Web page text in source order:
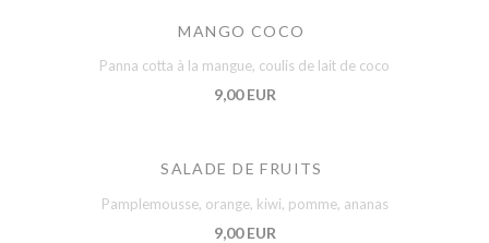
MANGO COCO
Panna cotta à la mangue, coulis de lait de coco
9,00 EUR
SALADE DE FRUITS
Pamplemousse, orange, kiwi, pomme, ananas
9,00 EUR